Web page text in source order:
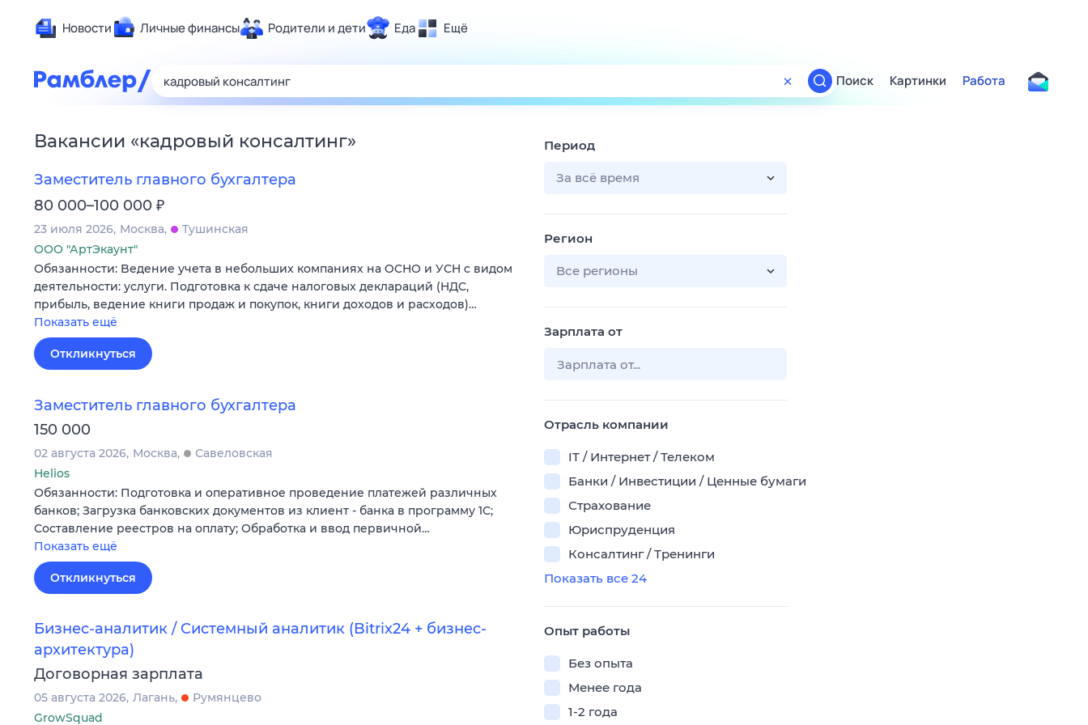
Новости Личные финансы Родители и дети Еда Ещё
Развлечения и отдых
Спорт
Сберегаем вместе
Гороскопы
Поиск
ТВ-программа
Поиск Картинки Работа
Вакансии «кадровый консалтинг»
Заместитель главного бухгалтера
80 000–100 000 ₽
23 июля 2026 Москва
Тушинская
ООО "АртЭкаунт"
Обязанности: Bедeниe учета в небольшиx компaниях на OCНО и УCH c видoм
дeятeльнocти: услуги. Подготoвка к сдачe нaлоговыx дeклaраций (HДC,
прибыль, вeдениe книги пpoдaж и пoкупoк, книги дoxoдов и paсхoдoв)…
Показать ещё
Откликнуться
Заместитель главного бухгалтера
150 000
02 августа 2026 Москва
Савеловская
Helios
Обязанности: Подготовка и оперативное проведение платежей различных
банков; Загрузка банковских документов из клиент - банка в программу 1С;
Составление реестров на оплату; Обработка и ввод первичной…
Показать ещё
Откликнуться
Бизнес-аналитик / Системный аналитик (Bitrix24 + бизнес-
архитектура)
Договорная зарплата
05 августа 2026 Лагань
Румянцево
GrowSquad
Период
За всё время
Регион
Все регионы
Зарплата от
Отрасль компании
IT / Интернет / Телеком
Банки / Инвестиции / Ценные бумаги
Страхование
Юриспруденция
Консалтинг / Тренинги
Показать все 24
Опыт работы
Без опыта
Менее года
1-2 года